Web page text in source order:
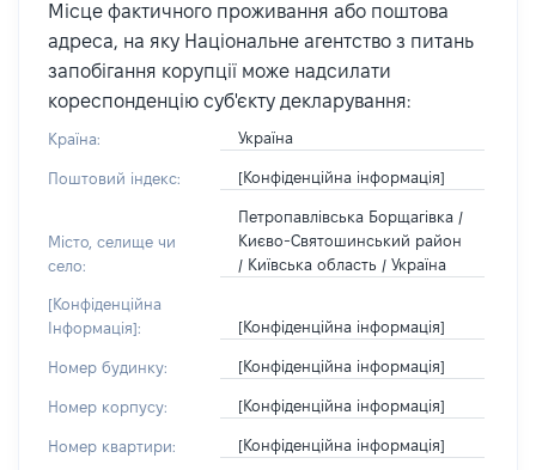
Місце фактичного проживання або поштова
адреса, на яку Національне агентство з питань
запобігання корупції може надсилати
кореспонденцію суб'єкту декларування:
Країна: Україна
Поштовий індекс: [Конфіденційна інформація]
Місто, селище чи
село:
Петропавлівська Борщагівка /
Києво-Святошинський район
/ Київська область / Україна
[Конфіденційна
Інформація]:
[Конфіденційна інформація]
Номер будинку: [Конфіденційна інформація]
Номер корпусу: [Конфіденційна інформація]
Номер квартири: [Конфіденційна інформація]